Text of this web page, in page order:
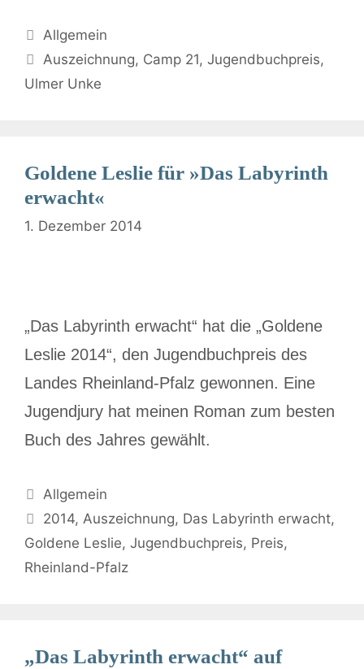
Allgemein
Auszeichnung, Camp 21,Jugendbuchpreis,
Ulmer Unke
Goldene Leslie für »Das Labyrinth
erwacht«
1. Dezember 2014
„Das Labyrinth erwacht“ hat die „Goldene
Leslie 2014“, den Jugendbuchpreis des
Landes Rheinland-Pfalz gewonnen. Eine
Jugendjury hat meinen Roman zum besten
Buch des Jahres gewählt.
Allgemein
2014,Auszeichnung, Das Labyrinth erwacht,
Goldene Leslie, Jugendbuchpreis, Preis,
Rheinland-Pfalz
„Das Labyrinth erwacht“ auf